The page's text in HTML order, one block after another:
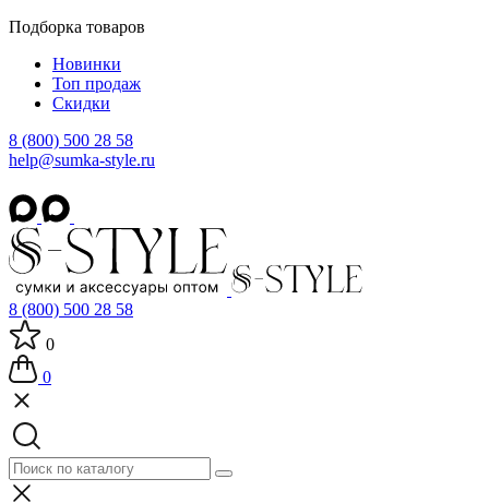
Подборка товаров
Новинки
Топ продаж
Скидки
8 (800) 500 28 58
help@sumka-style.ru
8 (800) 500 28 58
0
0